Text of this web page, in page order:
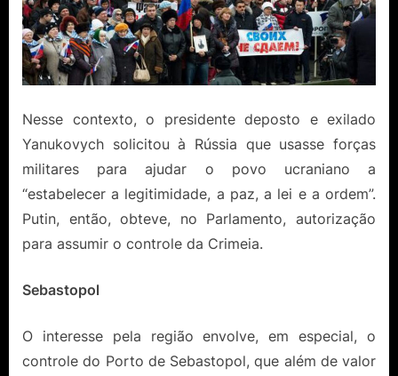
Nesse contexto, o presidente deposto e exilado
Yanukovych solicitou à Rússia que usasse forças
militares para ajudar o povo ucraniano a
“estabelecer a legitimidade, a paz, a lei e a ordem”.
Putin, então, obteve, no Parlamento, autorização
para assumir o controle da Crimeia.
Sebastopol
O interesse pela região envolve, em especial, o
controle do Porto de Sebastopol, que além de valor